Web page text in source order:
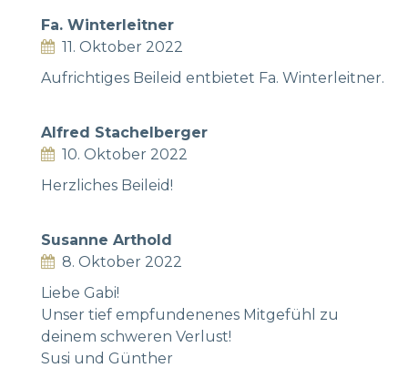
Fa. Winterleitner
11. Oktober 2022
Aufrichtiges Beileid entbietet Fa. Winterleitner.
Alfred Stachelberger
10. Oktober 2022
Herzliches Beileid!
Susanne Arthold
8. Oktober 2022
Liebe Gabi!
Unser tief empfundenenes Mitgefühl zu
deinem schweren Verlust!
Susi und Günther